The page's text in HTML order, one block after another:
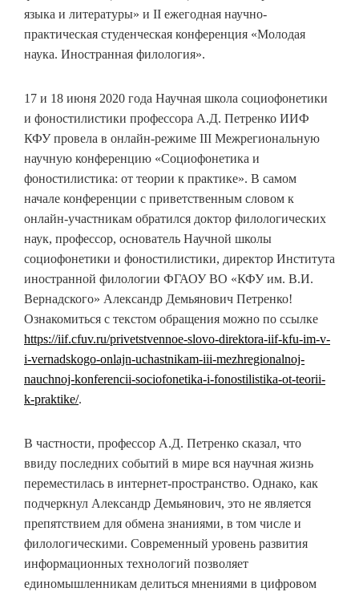
языка и литературы» и II ежегодная научно-
практическая студенческая конференция «Молодая
наука. Иностранная филология».
17 и 18 июня 2020 года Научная школа социофонетики
и фоностилистики профессора А.Д. Петренко ИИФ
КФУ провела в онлайн-режиме III Межрегиональную
научную конференцию «Социофонетика и
фоностилистика: от теории к практике». В самом
начале конференции с приветственным словом к
онлайн-участникам обратился доктор филологических
наук, профессор, основатель Научной школы
социофонетики и фоностилистики, директор Института
иностранной филологии ФГАОУ ВО «КФУ им. В.И.
Вернадского» Александр Демьянович Петренко!
Ознакомиться с текстом обращения можно по ссылке
https://iif.cfuv.ru/privetstvennoe-slovo-direktora-iif-kfu-im-v-
i-vernadskogo-onlajn-uchastnikam-iii-mezhregionalnoj-
nauchnoj-konferencii-sociofonetika-i-fonostilistika-ot-teorii-
k-praktike/.
В частности, профессор А.Д. Петренко сказал, что
ввиду последних событий в мире вся научная жизнь
переместилась в интернет-пространство. Однако, как
подчеркнул Александр Демьянович, это не является
препятствием для обмена знаниями, в том числе и
филологическими. Современный уровень развития
информационных технологий позволяет
единомышленникам делиться мнениями в цифровом